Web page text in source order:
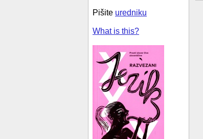
Pišite uredniku
What is this?